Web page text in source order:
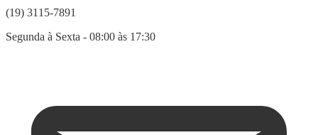
(19) 3115-7891
Segunda à Sexta - 08:00 às 17:30